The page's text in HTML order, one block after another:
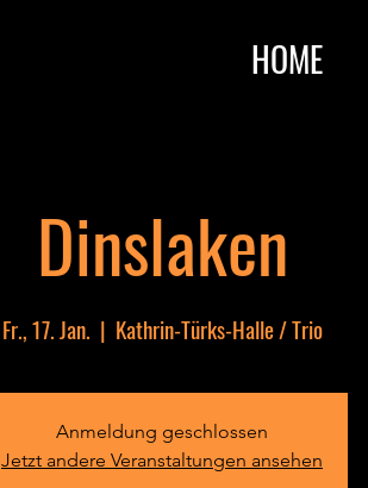
HOME
Dinslaken
Fr., 17. Jan.
  |
Kathrin-Türks-Halle / Trio
Anmeldung geschlossen
Jetzt andere Veranstaltungen ansehen